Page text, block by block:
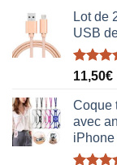
Lot de
USB
Note
sur 5
11,50€
Coque
avec
iPhone